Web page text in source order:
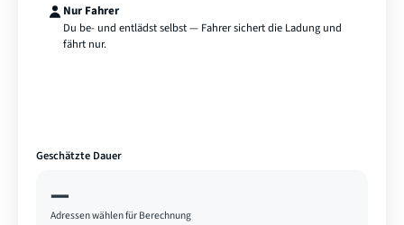
Nur Fahrer
Du be- und entlädst selbst — Fahrer sichert die Ladung und
fährt nur.
Geschätzte Dauer
—
Adressen wählen für Berechnung